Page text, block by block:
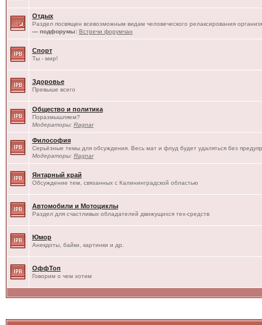
Отдых
Раздел посвящен всевозможным видам человеческого релаксирования
— подфорумы: Встречи форумчан
Спорт
Ты - мир!
Здоровье
Превыше всего
Общество и политика
Поразмышляем?
Модераторы: Ragnar
Философия
Серьёзные темы для обсуждения. Весь мат и флуд будет удаляться без
Модераторы: Ragnar
Янтарный край
Обсуждение тем, связанных с Калининградской областью
Автомобили и Мотоциклы
Раздел для счастливых обладателей движущихся тех-средств
Юмор
Анекдоты, байки, картинки и др.
ОффТоп
Говорим о чем хотим